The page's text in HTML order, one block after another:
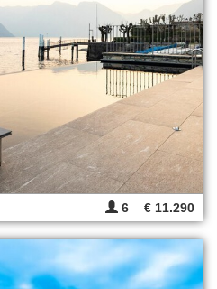
6 € 11.290